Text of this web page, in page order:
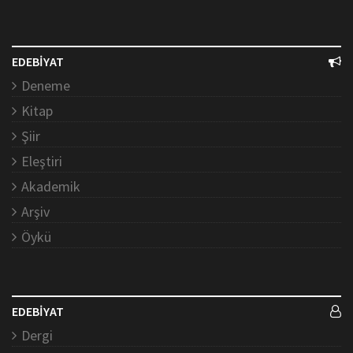
EDEBİYAT
Deneme
Kitap
Şiir
Eleştiri
Akademik
Arşiv
Öykü
EDEBİYAT
Dergi